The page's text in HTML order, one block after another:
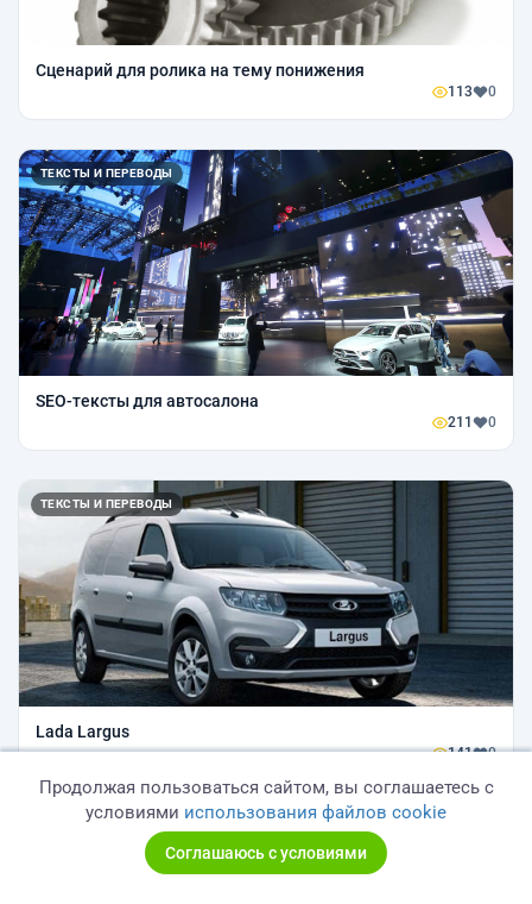
Сценарий для ролика на тему понижения
113 0
ТЕКСТЫ И ПЕРЕВОДЫ
SEO-тексты для автосалона
211 0
ТЕКСТЫ И ПЕРЕВОДЫ
Lada Largus
141 0
ТЕКСТЫ И ПЕРЕВОДЫ
Продолжая пользоваться сайтом, вы соглашаетесь с
условиями использования файлов cookie
Соглашаюсь с условиями